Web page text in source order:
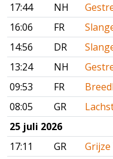
17:44
NH
16:06
FR
14:56
DR
13:24
NH
09:53
FR
08:05
GR
25 juli 2026
17:11
GR